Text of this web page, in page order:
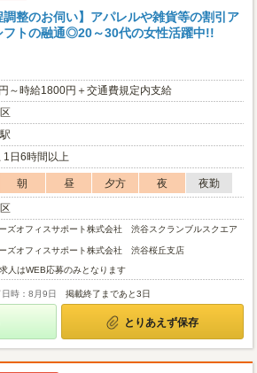
調整のお伺い】アパレルや雑貨等の割引ア
トの融通◎20～30代の女性活躍中!!
～時給1800円＋交通費規定内支給
1日6時間以上
朝 昼 夕方 夜
夜勤
ズオフィスサポート株式会社 渋谷スクランブルスクエア
ズオフィスサポート株式会社 渋谷桜丘支店
人はWEB応募のみとなります
時：8月9日 掲載終了まであと3日
とりあえず保存